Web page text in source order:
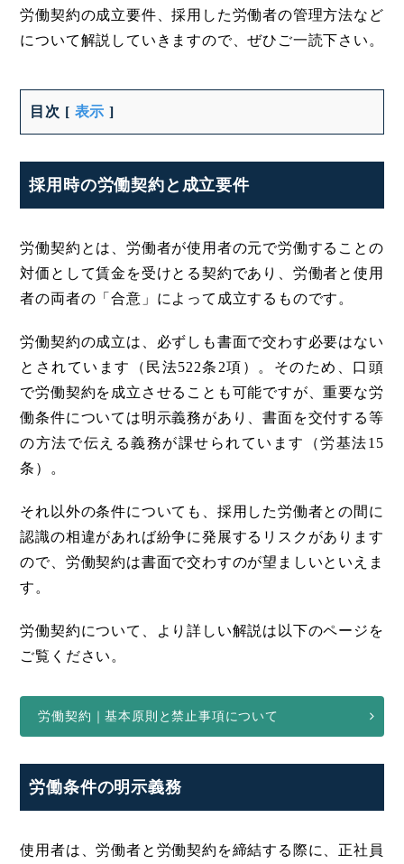
労働契約の成立要件、採用した労働者の管理方法など
について解説していきますので、ぜひご一読下さい。
目次 [ 表示 ]
採用時の労働契約と成立要件
労働契約とは、労働者が使用者の元で労働することの
対価として賃金を受けとる契約であり、労働者と使用
者の両者の「合意」によって成立するものです。
労働契約の成立は、必ずしも書面で交わす必要はない
とされています（民法522条2項）。そのため、口頭
で労働契約を成立させることも可能ですが、重要な労
働条件については明示義務があり、書面を交付する等
の方法で伝える義務が課せられています（労基法15
条）。
それ以外の条件についても、採用した労働者との間に
認識の相違があれば紛争に発展するリスクがあります
ので、労働契約は書面で交わすのが望ましいといえま
す。
労働契約について、より詳しい解説は以下のページを
ご覧ください。
労働契約｜基本原則と禁止事項について
労働条件の明示義務
使用者は、労働者と労働契約を締結する際に、正社員